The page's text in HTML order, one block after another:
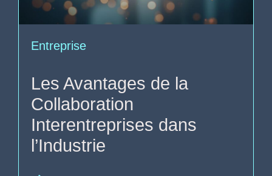
Entreprise
Les Avantages de la
Collaboration
Interentreprises dans
l’Industrie